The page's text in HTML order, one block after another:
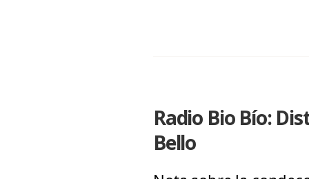
Radio Bio Bío:
Bello